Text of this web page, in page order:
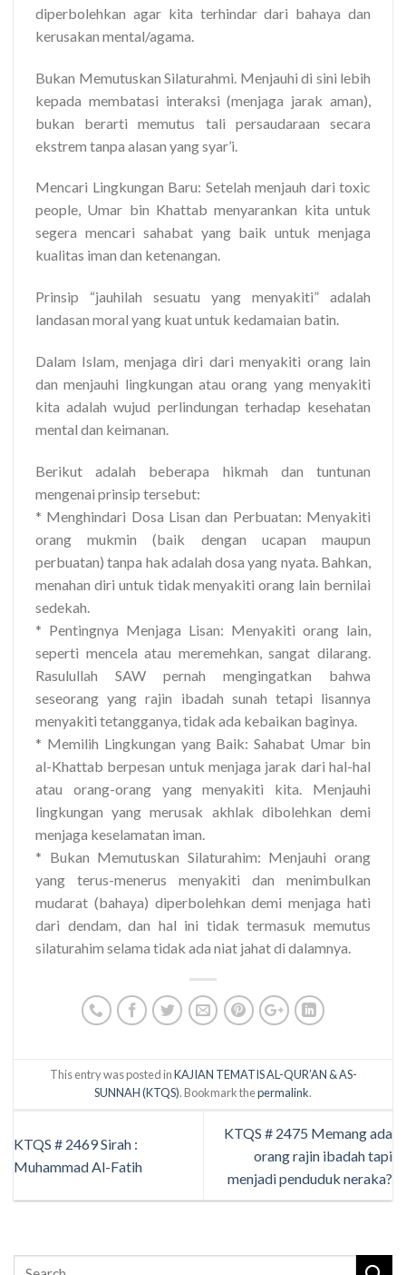
diperbolehkan agar kita terhindar dari bahaya dan
kerusakan mental/agama.
Bukan Memutuskan Silaturahmi. Menjauhi di sini lebih
kepada membatasi interaksi (menjaga jarak aman),
bukan berarti memutus tali persaudaraan secara
ekstrem tanpa alasan yang syar’i.
Mencari Lingkungan Baru: Setelah menjauh dari toxic
people, Umar bin Khattab menyarankan kita untuk
segera mencari sahabat yang baik untuk menjaga
kualitas iman dan ketenangan.
Prinsip “jauhilah sesuatu yang menyakiti” adalah
landasan moral yang kuat untuk kedamaian batin.
Dalam Islam, menjaga diri dari menyakiti orang lain
dan menjauhi lingkungan atau orang yang menyakiti
kita adalah wujud perlindungan terhadap kesehatan
mental dan keimanan.
Berikut adalah beberapa hikmah dan tuntunan
mengenai prinsip tersebut:
* Menghindari Dosa Lisan dan Perbuatan: Menyakiti
orang mukmin (baik dengan ucapan maupun
perbuatan) tanpa hak adalah dosa yang nyata. Bahkan,
menahan diri untuk tidak menyakiti orang lain bernilai
sedekah.
* Pentingnya Menjaga Lisan: Menyakiti orang lain,
seperti mencela atau meremehkan, sangat dilarang.
Rasulullah SAW pernah mengingatkan bahwa
seseorang yang rajin ibadah sunah tetapi lisannya
menyakiti tetangganya, tidak ada kebaikan baginya.
* Memilih Lingkungan yang Baik: Sahabat Umar bin
al-Khattab berpesan untuk menjaga jarak dari hal-hal
atau orang-orang yang menyakiti kita. Menjauhi
lingkungan yang merusak akhlak dibolehkan demi
menjaga keselamatan iman.
* Bukan Memutuskan Silaturahim: Menjauhi orang
yang terus-menerus menyakiti dan menimbulkan
mudarat (bahaya) diperbolehkan demi menjaga hati
dari dendam, dan hal ini tidak termasuk memutus
silaturahim selama tidak ada niat jahat di dalamnya.
This entry was posted inKAJIAN TEMATIS AL-QUR’AN & AS-
SUNNAH (KTQS). Bookmark thepermalink.
KTQS # 2469 Sirah :
Muhammad Al-Fatih
KTQS # 2475 Memang ada
orang rajin ibadah tapi
menjadi penduduk neraka?